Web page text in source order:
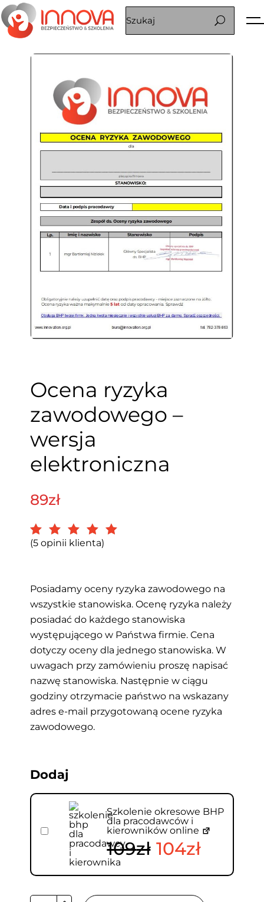
Ocena ryzyka
zawodowego –
wersja
elektroniczna
89Zł
(5 opinii klienta)
Posiadamy oceny ryzyka zawodowego na
wszystkie stanowiska. Ocenę ryzyka należy
posiadać do każdego stanowiska
występującego w Państwa firmie. Cena
dotyczy oceny dla jednego stanowiska. W
uwagach przy zamówieniu proszę napisać
nazwę stanowiska. Następnie w ciągu
godziny otrzymacie państwo na wskazany
adres e-mail przygotowaną ocene ryzyka
zawodowego.
Dodaj
Szkolenie okresowe BHP
dla pracodawców i
kierowników online
109Zł 104Zł